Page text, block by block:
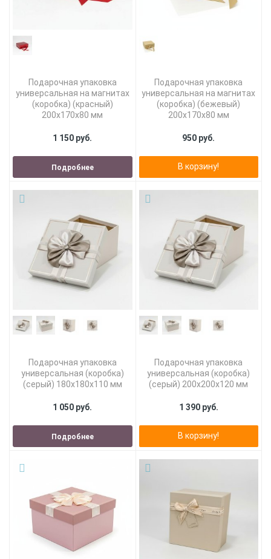
Подарочная упаковка
универсальная на магнитах
(коробка) (красный)
200х170х80 мм
1 150 руб.
Подробнее
Подарочная упаковка
универсальная на магнитах
(коробка) (бежевый)
200х170х80 мм
950 руб.
В корзину!
Подарочная упаковка
универсальная (коробка)
(серый) 180х180х110 мм
1 050 руб.
Подробнее
Подарочная упаковка
универсальная (коробка)
(серый) 200х200х120 мм
1 390 руб.
В корзину!